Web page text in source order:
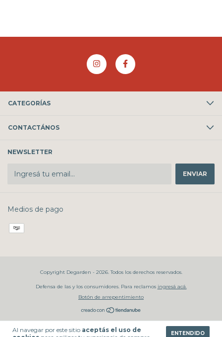
Al navegar por este sitio aceptás el uso de
ENTENDIDO
CATEGORÍAS
CONTACTÁNOS
NEWSLETTER
Medios de pago
Copyright Degarden - 2026. Todos los derechos reservados.
Defensa de las y los consumidores. Para reclamos ingresá acá.
Botón de arrepentimiento